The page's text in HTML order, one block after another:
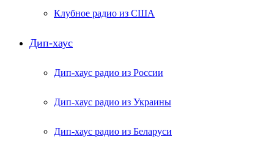
Клубное радио из США
Дип-хаус
Дип-хаус радио из России
Дип-хаус радио из Украины
Дип-хаус радио из Беларуси